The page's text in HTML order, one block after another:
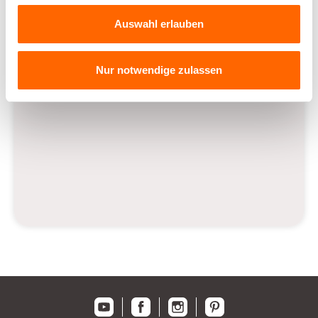
Auswahl erlauben
Nur notwendige zulassen
Alpina Feine Farben - Farbmischservice
Edelmatte, zeitlose Innenfarben in 224